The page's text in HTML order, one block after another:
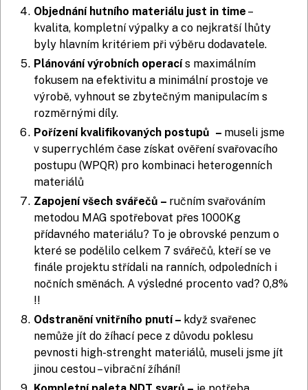
Objednání hutního materiálu just in time –
kvalita, kompletní výpalky a co nejkratší lhůty
byly hlavním kritériem při výběru dodavatele.
Plánování výrobních operacís maximálním
fokusem na efektivitu a minimální prostoje ve
výrobě, vyhnout se zbytečným manipulacím s
rozměrnými díly.
Pořízení kvalifikovaných postupů – museli jsme
v superrychlém čase získat ověření svařovacího
postupu (WPQR) pro kombinaci heterogenních
materiálů
Zapojení všech svářečů – ručním svařováním
metodou MAG spotřebovat přes 1000Kg
přídavného materiálu? To je obrovské penzum o
které se podělilo celkem 7 svářečů, kteří se ve
finále projektu střídali na ranních, odpoledních i
nočních směnách. A výsledné procento vad? 0,8%
!!
Odstranění vnitřního pnutí – když svařenec
nemůže jít do žíhací pece z důvodu poklesu
pevnosti high-strenght materiálů, museli jsme jít
jinou cestou – vibrační žíhání!